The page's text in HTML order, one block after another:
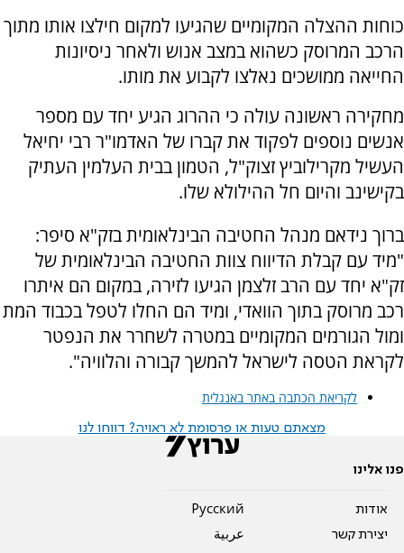
כוחות ההצלה המקומיים שהגיעו למקום חילצו אותו מתוך
הרכב המרוסק כשהוא במצב אנוש ולאחר ניסיונות
החייאה ממושכים נאלצו לקבוע את מותו.
מחקירה ראשונה עולה כי ההרוג הגיע יחד עם מספר
אנשים נוספים לפקוד את קברו של האדמו"ר רבי יחיאל
העשיל מקרילוביץ זצוק"ל, הטמון בבית העלמין העתיק
בקישינב והיום חל ההילולא שלו.
ברוך נידאם מנהל החטיבה הבינלאומית בזק"א סיפר:
"מיד עם קבלת הדיווח צוות החטיבה הבינלאומית של
זק"א יחד עם הרב זלצמן הגיעו לזירה, במקום הם איתרו
רכב מרוסק בתוך הוואדי, ומיד הם החלו לטפל בכבוד המת
ומול הגורמים המקומיים במטרה לשחרר את הנפטר
לקראת הטסה לישראל להמשך קבורה והלוויה".
לקריאת הכתבה באתר באנגלית
מצאתם טעות או פרסומת לא ראויה? דווחו לנו
פנו אלינו
אודות
יצירת קשר
Pусский
عربية